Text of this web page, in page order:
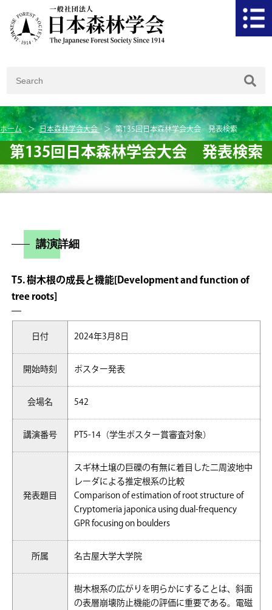
ホーム 日本森林学会大会 第135回日本森林学会大会 発表検索
第135回日本森林学会大会 発表検索
講演詳細
T5. 樹木根の成長と機能[Development and function of
tree roots]
日付 2024年3月8日
開始時刻 ポスター発表
会場名 542
講演番号 PT5-14（学生ポスター賞審査対象）
発表題目
スギ林土壌の巨礫の有無に着目した二周波地中
レーダによる推定根系の比較
Comparison of estimation of root structure of
Cryptomeria japonica using dual-frequency
GPR focusing on boulders
所属 名古屋大学大学院
樹木根系の広がりを明らかにすることは、斜面
の表層崩壊防止機能の評価に重要である。電磁